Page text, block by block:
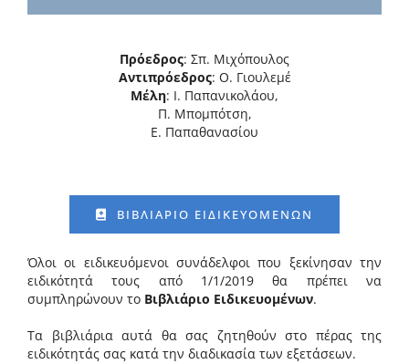
Πρόεδρος: Σπ. Μιχόπουλος
Αντιπρόεδρος: Ο. Γιουλεμέ
Μέλη: Ι. Παπανικολάου,
Π. Μπομπότση,
Ε. Παπαθανασίου
ΒΙΒΛΙΑΡΙΟ ΕΙΔΙΚΕΥΟΜΕΝΩΝ
Όλοι οι ειδικευόμενοι συνάδελφοι που ξεκίνησαν την
ειδικότητά τους από 1/1/2019 θα πρέπει να
συμπληρώνουν το Βιβλιάριο Ειδικευομένων.
Τα βιβλιάρια αυτά θα σας ζητηθούν στο πέρας της
ειδικότητάς σας κατά την διαδικασία των εξετάσεων.